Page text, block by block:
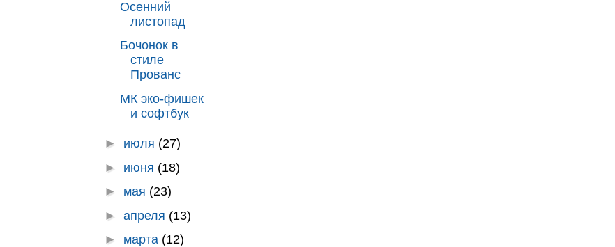
Осенний
листопад
Бочонок в
стиле
Прованс
МК эко-фишек
и софтбук
► июля (27)
► июня (18)
► мая (23)
► апреля (13)
► марта (12)